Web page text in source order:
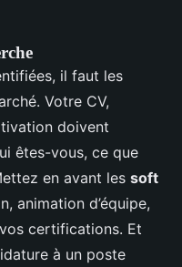
il faut les
Votre CV,
doivent
êtes-vous, ce que
en avant les soft
animation d’équipe,
certifications. Et
à un poste